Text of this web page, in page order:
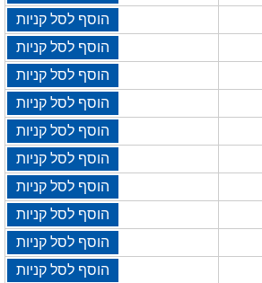
הוסף לסל קניות
הוסף לסל קניות
הוסף לסל קניות
הוסף לסל קניות
הוסף לסל קניות
הוסף לסל קניות
הוסף לסל קניות
הוסף לסל קניות
הוסף לסל קניות
הוסף לסל קניות